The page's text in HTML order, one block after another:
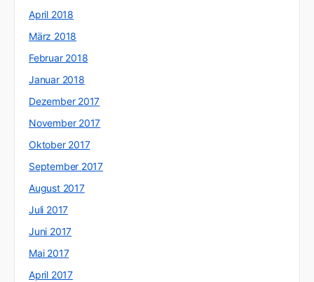
April 2018
März 2018
Februar 2018
Januar 2018
Dezember 2017
November 2017
Oktober 2017
September 2017
August 2017
Juli 2017
Juni 2017
Mai 2017
April 2017